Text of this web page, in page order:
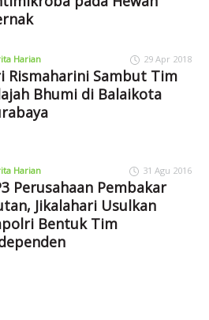
Harian 29 Apr 2018
Rismaharini Sambut Tim
Bhumi di Balaikota
Harian 31 Agu 2016
Perusahaan Pembakar
Jikalahari Usulkan
Bentuk Tim